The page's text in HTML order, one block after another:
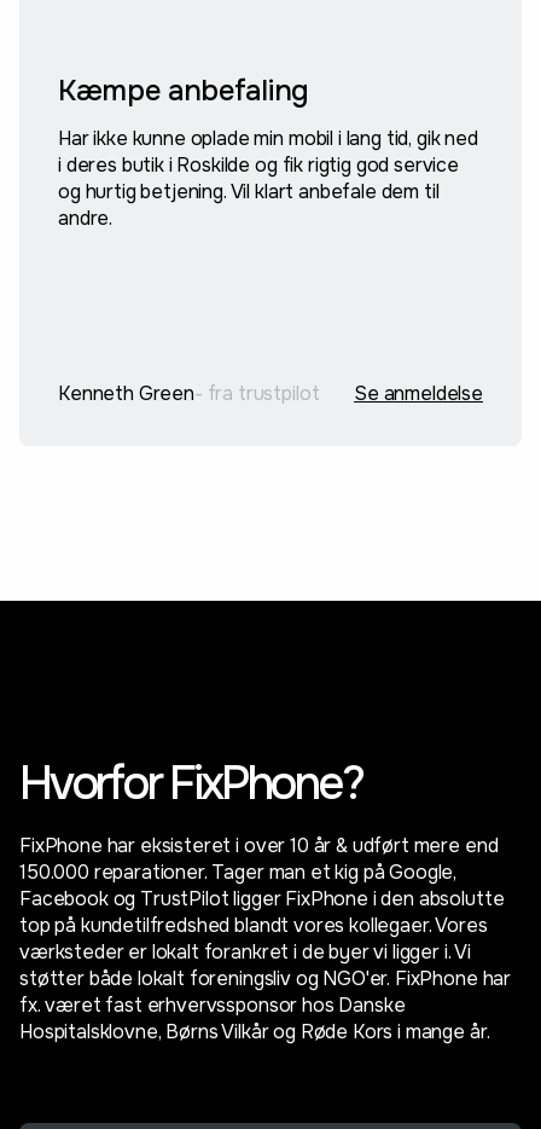
Kæmpe anbefaling
Har ikke kunne oplade min mobil i lang tid, gik ned
i deres butik i Roskilde og fik rigtig god service
og hurtig betjening. Vil klart anbefale dem til
andre.
Kenneth Green- fra trustpilot Se anmeldelse
Hvorfor FixPhone?
FixPhone har eksisteret i over 10 år & udført mere end
150.000 reparationer. Tager man et kig på Google,
Facebook og TrustPilot ligger FixPhone i den absolutte
top på kundetilfredshed blandt vores kollegaer. Vores
værksteder er lokalt forankret i de byer vi ligger i. Vi
støtter både lokalt foreningsliv og NGO'er. FixPhone har
fx. været fast erhvervssponsor hos Danske
Hospitalsklovne, Børns Vilkår og Røde Kors i mange år.